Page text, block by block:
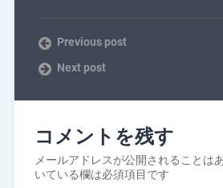
Previous post
Next post
コメントを残す
メールアドレスが公開されることは
いている欄は必須項目です